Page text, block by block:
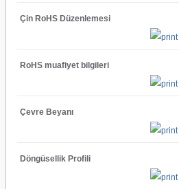
Çin RoHS Düzenlemesi
RoHS muafiyet bilgileri
Çevre Beyanı
Döngüsellik Profili